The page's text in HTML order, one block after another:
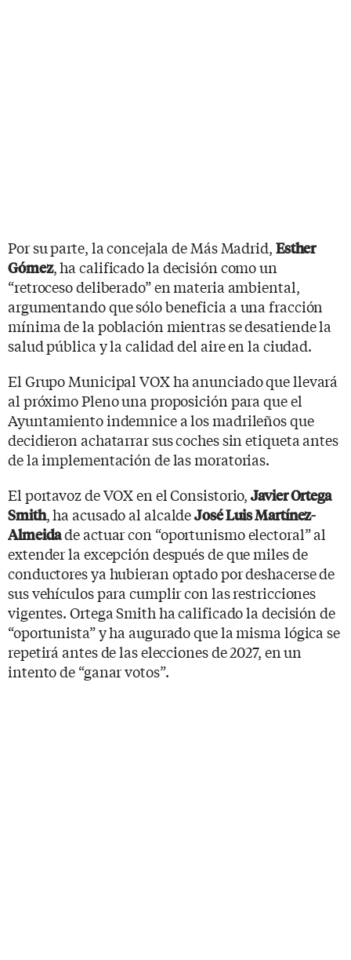
Por su parte, la concejala de Más Madrid, Esther
Gómez, ha calificado la decisión como un
“retroceso deliberado” en materia ambiental,
argumentando que sólo beneficia a una fracción
mínima de la población mientras se desatiende la
salud pública y la calidad del aire en la ciudad.
El Grupo Municipal VOX ha anunciado que llevará
al próximo Pleno una proposición para que el
Ayuntamiento indemnice a los madrileños que
decidieron achatarrar sus coches sin etiqueta antes
de la implementación de las moratorias.
El portavoz de VOX en el Consistorio,Javier Ortega
Smith, ha acusado al alcaldeJosé Luis Martínez-
Almeidade actuar con “oportunismo electoral” al
extender la excepción después de que miles de
conductores ya hubieran optado por deshacerse de
sus vehículos para cumplir con las restricciones
vigentes. Ortega Smith ha calificado la decisión de
“oportunista” y ha augurado que la misma lógica se
repetirá antes de las elecciones de 2027, en un
intento de “ganar votos”.